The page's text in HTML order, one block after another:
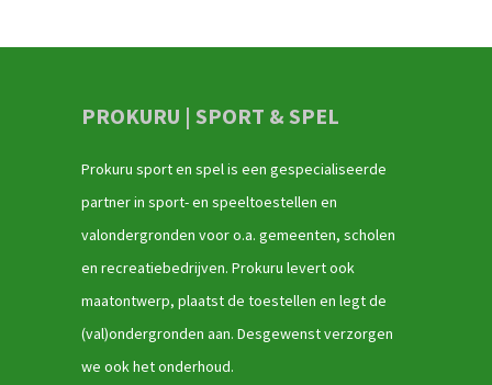
PROKURU | SPORT & SPEL
Prokuru sport en spel is een gespecialiseerde
partner in sport- en speeltoestellen en
valondergronden voor o.a. gemeenten, scholen
en recreatiebedrijven. Prokuru levert ook
maatontwerp, plaatst de toestellen en legt de
(val)ondergronden aan. Desgewenst verzorgen
we ook het onderhoud.